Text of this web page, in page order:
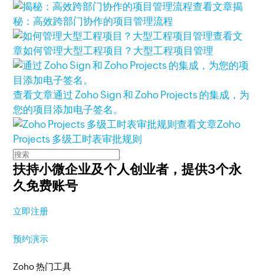
查看文章揭
秘：高效跨部门协作的项目管理流程
查看文
章如何管理大型工程项目？大型工程项目管理
查看文章通过 Zoho Sign 和 Zoho Projects 的集成，为
您的项目添加电子签名。
查看文章Zoho
Projects 多级工时表审批规则
扶持小微企业及个人创业者，提供3个永
久免费账号
立即注册
预约演示
Zoho 热门工具